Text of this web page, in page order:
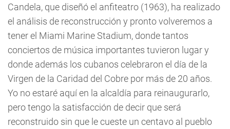
Candela, que diseñó el anfiteatro (1963), ha realizado
el análisis de reconstrucción y pronto volveremos a
tener el Miami Marine Stadium, donde tantos
conciertos de música importantes tuvieron lugar y
donde además los cubanos celebraron el día de la
Virgen de la Caridad del Cobre por más de 20 años.
Yo no estaré aquí en la alcaldía para reinaugurarlo,
pero tengo la satisfacción de decir que será
reconstruido sin que le cueste un centavo al pueblo